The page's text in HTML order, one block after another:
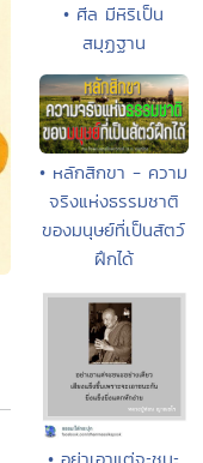
• ศีล มีหิริเป็น
สมุฏฐาน
• หลักสิกขา - ความ
จริงแห่งธรรมชาติ
ของมนุษย์ที่เป็นสัตว์
ฝึกได้